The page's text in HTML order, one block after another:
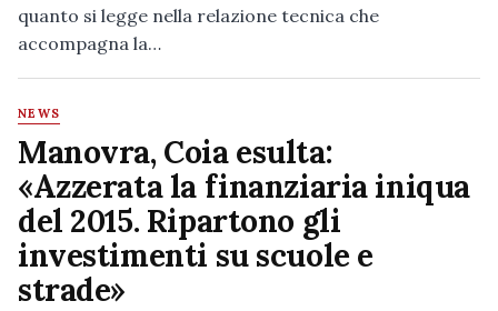
quanto si legge nella relazione tecnica che
accompagna la…
NEWS
Manovra, Coia esulta:
«Azzerata la finanziaria iniqua
del 2015. Ripartono gli
investimenti su scuole e
strade»